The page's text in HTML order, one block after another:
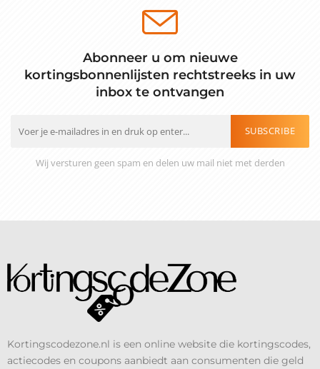
Abonneer u om nieuwe
kortingsbonnenlijsten rechtstreeks in uw
inbox te ontvangen
SUBSCRIBE
Wij versturen geen spam en delen uw mail niet met derden
Kortingscodezone.nl is een online website die kortingscodes,
actiecodes en coupons aanbiedt aan consumenten die geld